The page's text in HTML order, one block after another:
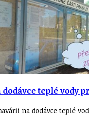
dodávce teplé vody
na dodávce teplé